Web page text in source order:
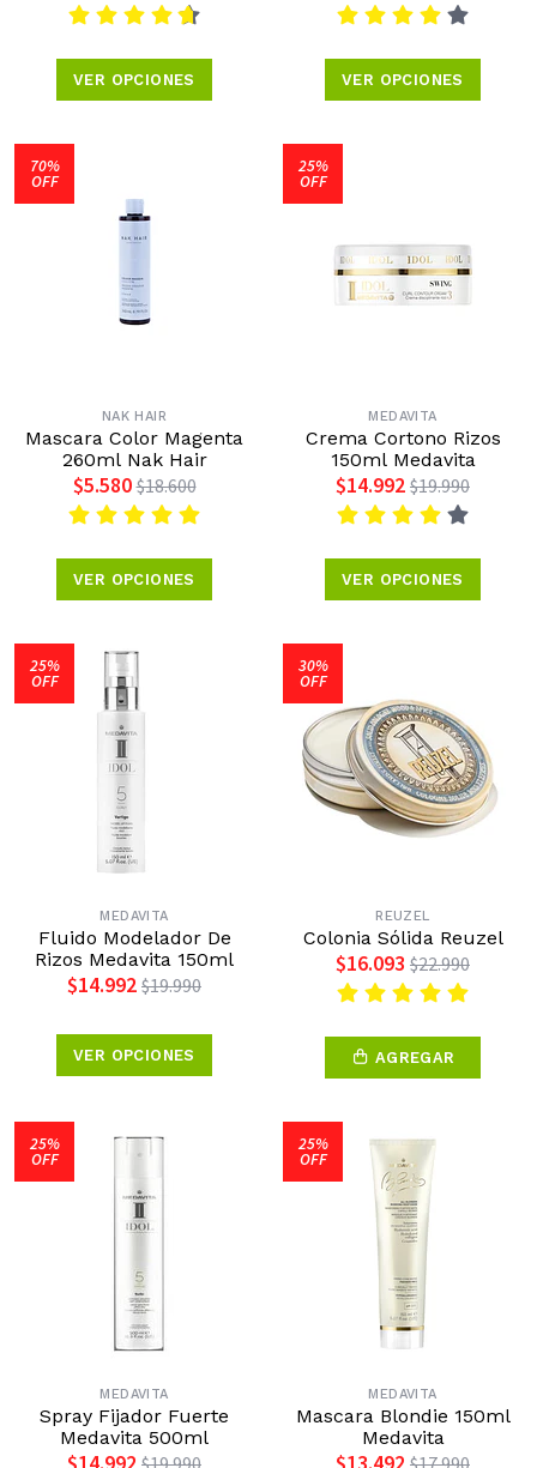
VER OPCIONES VER OPCIONES
70%
OFF
NAK HAIR
Mascara Color Magenta
260ml Nak Hair
$5.580 $18.600
VER OPCIONES
25%
OFF
MEDAVITA
Crema Cortono Rizos
150ml Medavita
$14.992 $19.990
VER OPCIONES
25%
OFF
MEDAVITA
Fluido Modelador De
Rizos Medavita 150ml
$14.992 $19.990
VER OPCIONES
30%
OFF
REUZEL
Colonia Sólida Reuzel
$16.093 $22.990
AGREGAR
25%
OFF
MEDAVITA
Spray Fijador Fuerte
Medavita 500ml
$19.990
25%
OFF
MEDAVITA
Mascara Blondie 150ml
Medavita
$17.990